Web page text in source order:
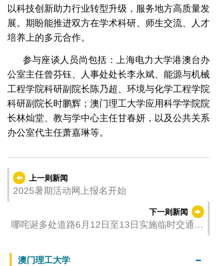
以科技创新助力行业转型升级，服务地方高质量发
展。期盼能推进双方在学术科研、师生交流、人才
培养上的多元合作。
参与座谈人员尚包括：上海电力大学港澳台办
公室主任曾芬钰、人事处处长李永斌、能源与机械
工程学院科研副院长陈乃超、环境与化学工程学院
科研副院长时鹏辉；澳门理工大学应用科学学院院
长林灿堂、教与学中心主任甘春妍，以及公共关系
办公室代主任萧嘉琳等。
上一则新闻
2025暑期活动网上报名开始
下一则新闻
哪咤诞多处道路6月12日至13日实施临时交通安
澳门理工大学